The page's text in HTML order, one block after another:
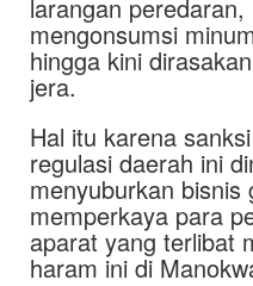
larangan
mengonsumsi
hingga kini
jera.
Hal itu karena
regulasi daerah ini
menyuburkan bisnis
memperkaya para
aparat yang terlibat
haram ini di